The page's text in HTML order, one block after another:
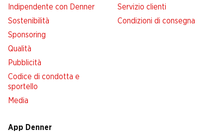
Indipendente con Denner
Sostenibilità
Sponsoring
Qualità
Pubblicità
Codice di condotta e
sportello
Media
Servizio clienti
Condizioni di consegna
App Denner